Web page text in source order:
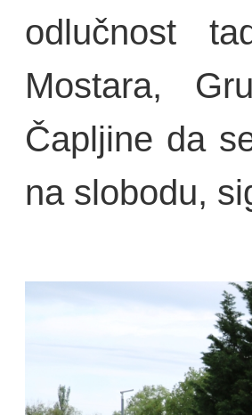
odlučnost
Mostara,
Čapljine da
na slobodu,